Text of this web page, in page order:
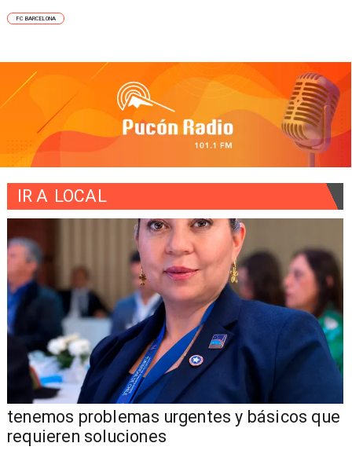
FC BARCELONA
IR A LOCAL
tenemos problemas urgentes y básicos que
requieren soluciones